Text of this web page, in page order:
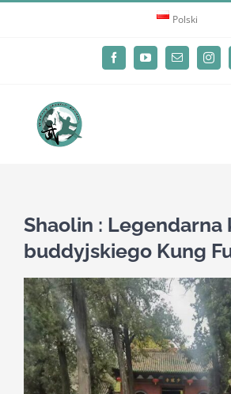
Polski
FacebookYouTubeEmail
Shaolin : Legendarna
buddyjskiego Kung
View
Larger
Image